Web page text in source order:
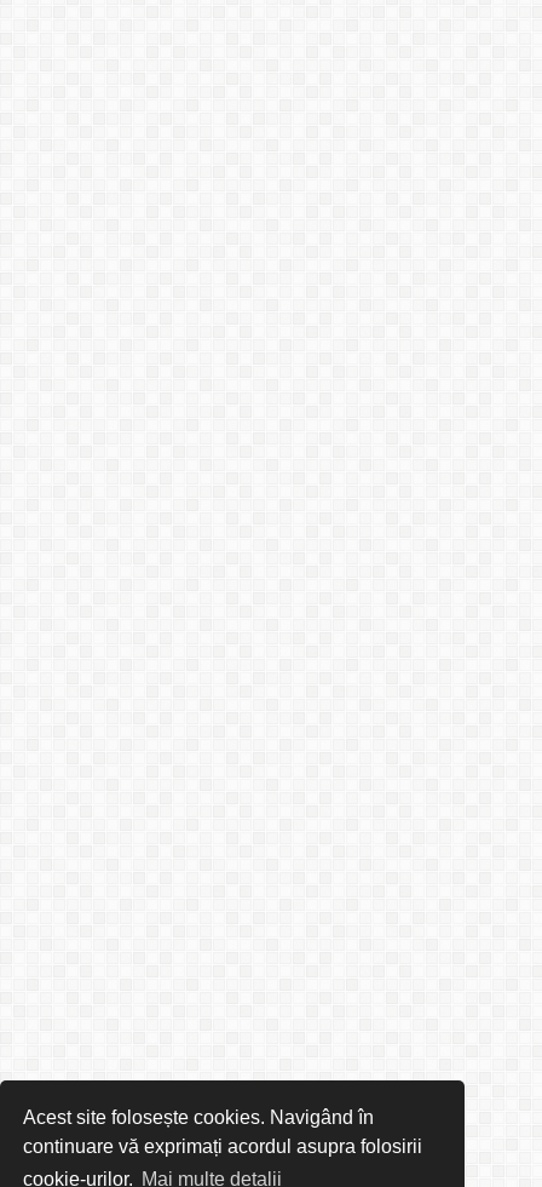
Acest site folosește cookies. Navigând în
continuare vă exprimați acordul asupra folosirii
cookie-urilor. Mai multe detalii